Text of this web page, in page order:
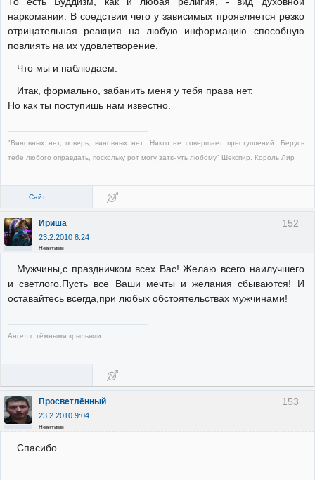
наркомании. В соедствии чего у зависимых проявляется резко
отрицательная реакция на любую информацию способную
повлиять на их удовлетворение.
Что мы и наблюдаем.
Итак, формально, забанить меня у тебя права нет.
Но как ты поступишь нам известно.
"Виновных нет, поверь, виновных нет: Никто не совершает преступлений. Берусь
тебе любого оправдать, поскольку рот могу заткнуть любому" Шекспир. Король Лир
Сайт
152
Ириша
23.2.2010 8:24
Неактивен
Мужчины,с праздничком всех Вас! Желаю всего наилучшего
и светлого.Пусть все Ваши мечты и желания сбываются! И
оставайтесь всегда,при любых обстоятельствах мужчинами!
Ангел с тёмными крыльями.
153
Просветлённый
23.2.2010 9:04
Неактивен
Спасибо.